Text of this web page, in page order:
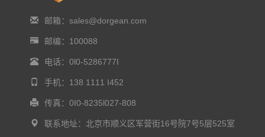
邮箱：sales@dorgean.com
邮编：100088
电话：0l0-5286777I
手机：138 1111 I452
传真：0I0-8235l027-808
联系地址：北京市顺义区军营街16号院7号5层525室